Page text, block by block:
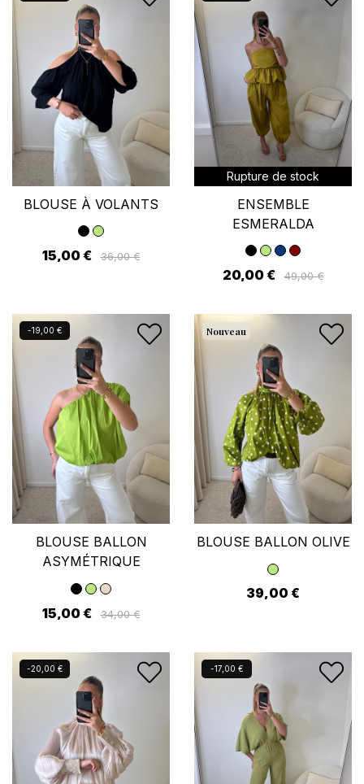
BLOUSE À VOLANTS
15,00 € 36,00 €
Rupture de stock
ENSEMBLE
ESMERALDA
20,00 € 49,00 €
-19,00 €
Nouveau
BLOUSE BALLON
ASYMÉTRIQUE
15,00 € 34,00 €
Nouveau
BLOUSE BALLON OLIVE
39,00 €
-20,00 €
Nouveau -17,00 €
Nouveau